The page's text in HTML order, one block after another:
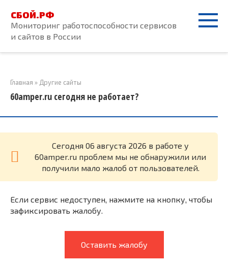
контенту
СБОЙ.РФ
Мониторинг работоспособности сервисов
и сайтов в России
Главная » Другие сайты
60amper.ru сегодня не работает?
Cегодня 06 августа 2026 в работе у
60amper.ru проблем мы не обнаружили или
получили мало жалоб от пользователей.
Если сервис недоступен, нажмите на кнопку, чтобы
зафиксировать жалобу.
Оставить жалобу